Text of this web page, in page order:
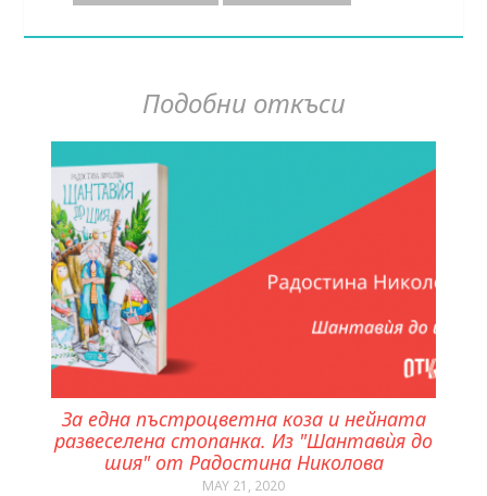
Подобни откъси
За една пъстроцветна коза и нейната
развеселена стопанка. Из "Шантавѝя до
шия" от Радостина Николова
MAY 21, 2020